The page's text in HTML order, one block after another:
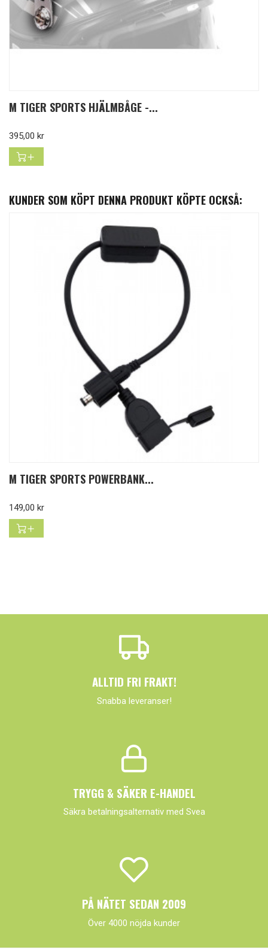
M TIGER SPORTS HJÄLMBÅGE -...
Pris
395,00 kr
KUNDER SOM KÖPT DENNA PRODUKT KÖPTE OCKSÅ:
M TIGER SPORTS POWERBANK...
Pris
149,00 kr
ALLTID FRI FRAKT!
Snabba leveranser!
TRYGG & SÄKER E-HANDEL
Säkra betalningsalternativ med Svea
PÅ NÄTET SEDAN 2009
Över 4000 nöjda kunder